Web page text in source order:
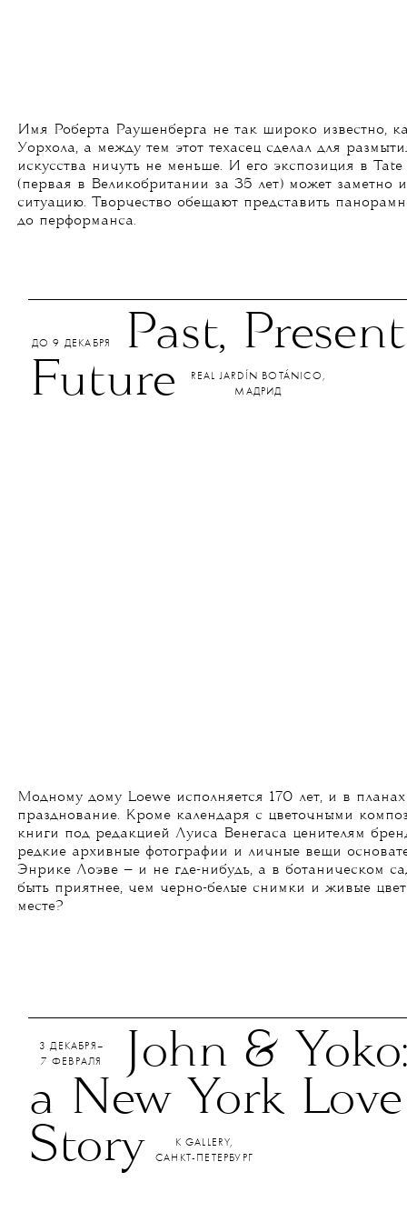
Имя Роберта Раушенберга не так широко известно,
Уорхола, а между тем этот техасец сделал для
искусства ничуть не меньше. И его экспозиция в
(первая в Великобритании за 35 лет) может заметно
ситуацию. Творчество обещают представить
до перформанса.
Past,
Future
ДО 9 ДЕКАБРЯ
REAL JARDÍN BOTÁNICO,
МАДРИД
Модному дому Loewe исполняется 170 лет, и в
празднование. Кроме календаря с цветочными
книги под редакцией Луиса Венегаса ценителям
редкие архивные фотографии и личные вещи
Энрике Лоэве — и не где-нибудь, а в ботаническом
быть приятнее, чем черно-белые снимки и живые
месте?
John & Yoko:
a New York Love
Story
3 ДЕКАБРЯ–
7 ФЕВРАЛЯ
K GALLERY,
САНКТ-ПЕТЕРБУРГ